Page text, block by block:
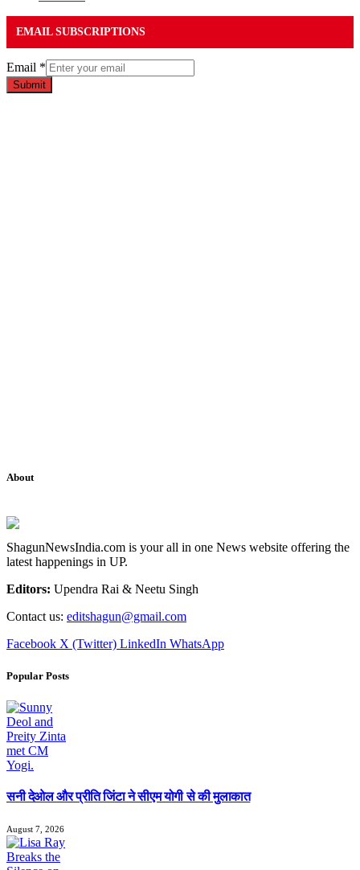
EMAIL SUBSCRIPTIONS
Email *
Submit
About
ShagunNewsIndia.com is your all in one News website offering the
latest happenings in UP.
Editors: Upendra Rai & Neetu Singh
Contact us: editshagun@gmail.com
Facebook X (Twitter) LinkedIn WhatsApp
Popular Posts
सनी देओल और प्रीति जिंटा ने सीएम योगी से की मुलाकात
August 7, 2026